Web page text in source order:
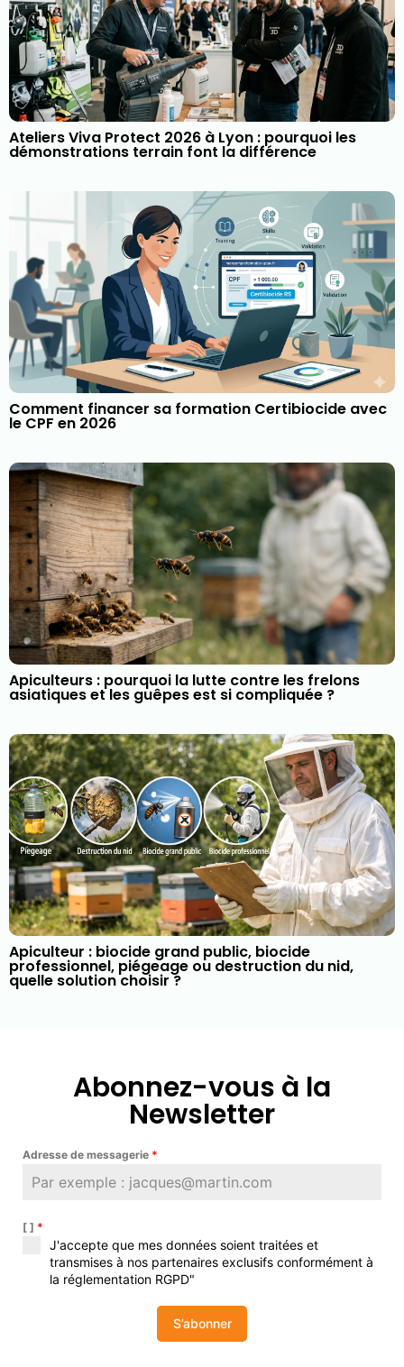
Ateliers Viva Protect 2026 à Lyon : pourquoi les
démonstrations terrain font la différence
Comment financer sa formation Certibiocide avec
le CPF en 2026
Apiculteurs : pourquoi la lutte contre les frelons
asiatiques et les guêpes est si compliquée ?
Apiculteur : biocide grand public, biocide
professionnel, piégeage ou destruction du nid,
quelle solution choisir ?
Abonnez-vous à la
Newsletter
Adresse de messagerie *
[ ] *
J'accepte que mes données soient traitées et
transmises à nos partenaires exclusifs conformément à
la réglementation RGPD"
S’abonner